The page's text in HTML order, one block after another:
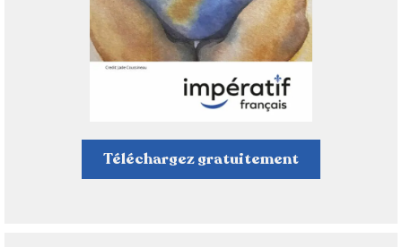
Téléchargez gratuitement